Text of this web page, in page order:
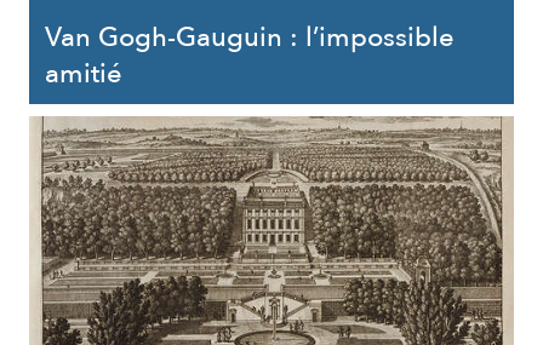
Van Gogh-Gauguin : l’impossible
amitié